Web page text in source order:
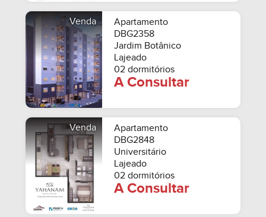
Venda
Apartamento
DBG2358
Jardim Botânico
Lajeado
02 dormitórios
A Consultar
Venda
Apartamento
DBG2848
Universitário
Lajeado
02 dormitórios
A Consultar